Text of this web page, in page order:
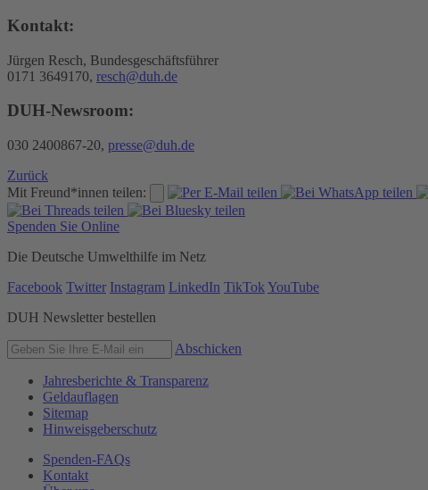
Kontakt:
Jürgen Resch, Bundesgeschäftsführer
0171 3649170, resch@duh.de
DUH-Newsroom:
030 2400867-20, presse@duh.de
Zurück
Mit Freund*innen teilen:
Spenden Sie Online
Die Deutsche Umwelthilfe im Netz
Facebook Twitter Instagram LinkedIn TikTok YouTube
DUH Newsletter bestellen
Abschicken
Jahresberichte & Transparenz
Geldauflagen
Sitemap
Hinweisgeberschutz
Spenden-FAQs
Kontakt